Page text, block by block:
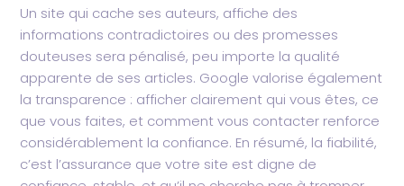
Un site qui cache ses auteurs, affiche des
informations contradictoires ou des promesses
douteuses sera pénalisé, peu importe la qualité
apparente de ses articles. Google valorise également
la transparence : afficher clairement qui vous êtes, ce
que vous faites, et comment vous contacter renforce
considérablement la confiance. En résumé, la fiabilité,
c’est l’assurance que votre site est digne de